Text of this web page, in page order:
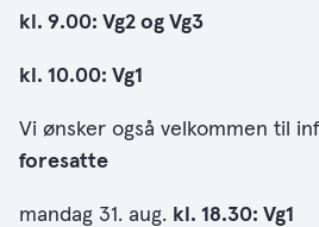
kl. 9.00: Vg2 og Vg3
kl. 10.00: Vg1
Vi ønsker også velkommen til
foresatte
mandag 31. aug. kl. 18.30: Vg1